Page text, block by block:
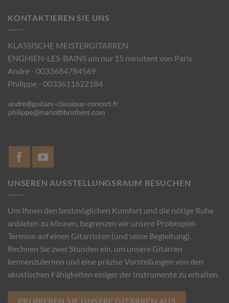
KONTAKTIEREN SIE UNS
KLASSISCHE MEISTERGITARREN
ENGHIEN-LES-BAINS um nur 15 minutent von Paris
André - 0033684784569
Philippe - 0033611622184
UNSEREN AUSSTELLUNGSRAUM BESUCHEN
Um Ihnen den bestmöglichen Komfort und die nötige Ruhe
anbieten zu können, begrenzen wir unsere Probespiel-
Termine auf einen Gitarristen (und seine Begleitung).
Rechnen Sie zwei Stunden ein, um unsere Gitarren
kennenzulernen und eine präzise Vorstellungen von den
akustischen Fähigkeiten einiger der Instrumente zu erhalten.
PROBIEREN SIE UNSERE GITARREN AUS